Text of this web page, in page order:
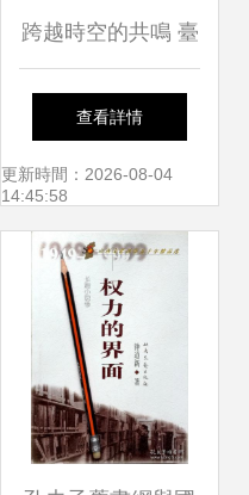
跨越時空的共鳴 臺
灣文藝創作者為何
力薦萊蒙托夫《當
代英雄》
查看詳情
更新時間：2026-08-04
14:45:58